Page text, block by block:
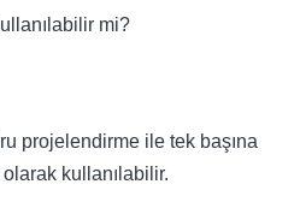
mi?
projelendirme ile tek başına
olarak kullanılabilir.